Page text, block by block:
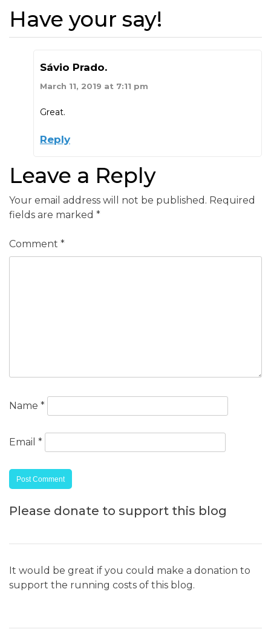
Have your say!
Sávio Prado.
March 11, 2019 at 7:11 pm
Great.
Reply
Leave a Reply
Your email address will not be published. Required
fields are marked *
Comment *
Name *
Email *
Please donate to support this blog
It would be great if you could make a donation to
support the running costs of this blog.